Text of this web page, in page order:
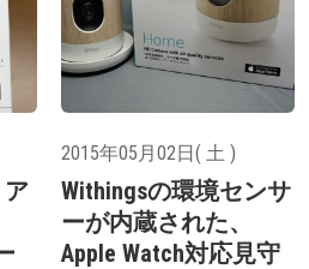
ア
2015年05月02日( 土 )
Withingsの環境センサ
ーが内蔵された、
Apple Watch対応見守